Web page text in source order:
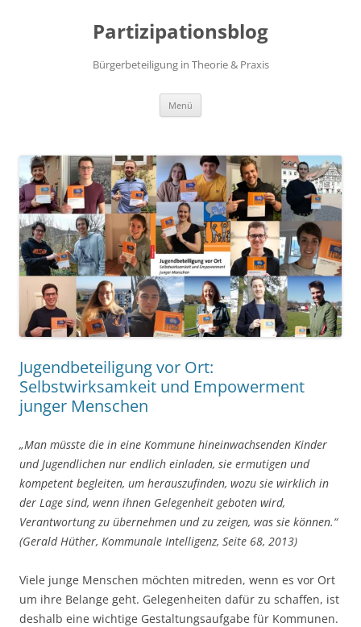
Partizipationsblog
Bürgerbeteiligung in Theorie & Praxis
Menü
Jugendbeteiligung vor Ort:
Selbstwirksamkeit und Empowerment
junger Menschen
„Man müsste die in eine Kommune hineinwachsenden Kinder
und Jugendlichen nur endlich einladen, sie ermutigen und
kompetent begleiten, um herauszufinden, wozu sie wirklich in
der Lage sind, wenn ihnen Gelegenheit geboten wird,
Verantwortung zu übernehmen und zu zeigen, was sie können.“
(Gerald Hüther, Kommunale Intelligenz, Seite 68, 2013)
Viele junge Menschen möchten mitreden, wenn es vor Ort
um ihre Belange geht. Gelegenheiten dafür zu schaffen, ist
deshalb eine wichtige Gestaltungsaufgabe für Kommunen.